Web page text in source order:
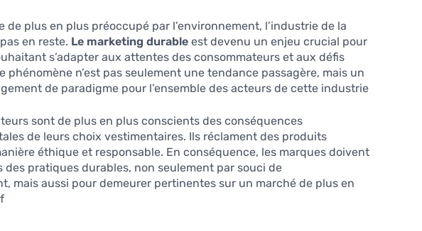
de plus en plus préoccupé par l’environnement, l’industrie de la
en reste. Le marketing durable est devenu un enjeu crucial pour
s’adapter aux attentes des consommateurs et aux défis
phénomène n’est pas seulement une tendance passagère, mais un
de paradigme pour l’ensemble des acteurs de cette industrie.
sont de plus en plus conscients des conséquences
de leurs choix vestimentaires. Ils réclament des produits
éthique et responsable. En conséquence, les marques doivent
des pratiques durables, non seulement par souci de
mais aussi pour demeurer pertinentes sur un marché de plus en